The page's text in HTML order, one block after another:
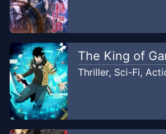
The King of
Thriller, Sci-Fi,